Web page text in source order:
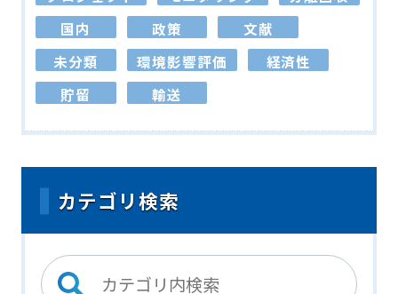
国内
政策
文献
未分類
環境影響評価
経済性
貯留
輸送
カテゴリ検索